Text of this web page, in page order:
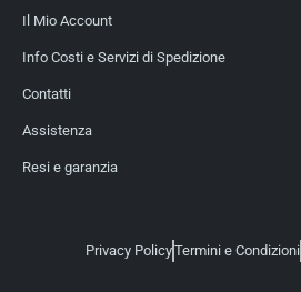
Il Mio Account
Info Costi e Servizi di Spedizione
Contatti
Assistenza
Resi e garanzia
Privacy PolicyTermini e Condizioni